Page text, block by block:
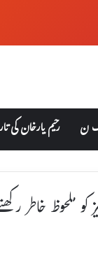
ن رحیم یارخان کی
کو ملحوظ خاطر